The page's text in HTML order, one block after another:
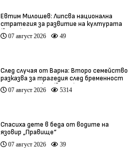
Евтим Милошев: Липсва национална
стратегия за развитие на културата
(видео)
07 август 2026 49
След случая от Варна: Второ семейство
разказва за трагедия след бременност
при същия лекар (видео)
07 август 2026 5314
Спасиха дете в беда от водите на
язовир „Правище“
07 август 2026 39